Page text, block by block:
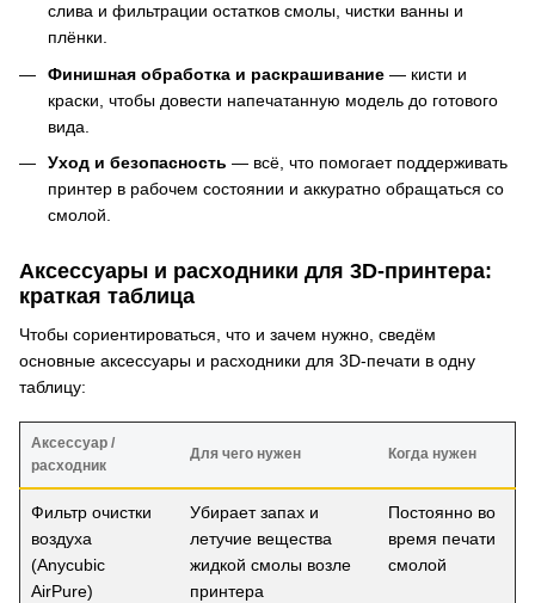
слива и фильтрации остатков смолы, чистки ванны и
плёнки.
Финишная обработка и раскрашивание — кисти и
краски, чтобы довести напечатанную модель до готового
вида.
Уход и безопасность — всё, что помогает поддерживать
принтер в рабочем состоянии и аккуратно обращаться со
смолой.
Аксессуары и расходники для 3D-принтера:
краткая таблица
Чтобы сориентироваться, что и зачем нужно, сведём
основные аксессуары и расходники для 3D-печати в одну
таблицу:
Аксессуар /
расходник
Для чего нужен Когда нужен
Фильтр очистки
воздуха
(Anycubic
AirPure)
Убирает запах и
летучие вещества
жидкой смолы возле
принтера
Постоянно во
время печати
смолой